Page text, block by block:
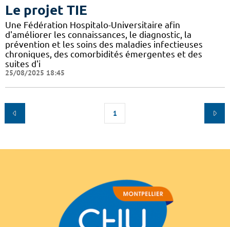
Le projet TIE
Une Fédération Hospitalo-Universitaire afin
d'améliorer les connaissances, le diagnostic, la
prévention et les soins des maladies infectieuses
chroniques, des comorbidités émergentes et des
suites d'i
25/08/2025 18:45
1